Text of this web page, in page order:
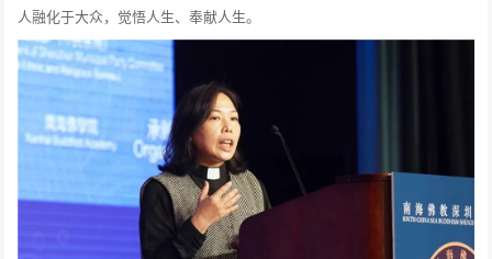
人融化于大众，觉悟人生、奉献人生。